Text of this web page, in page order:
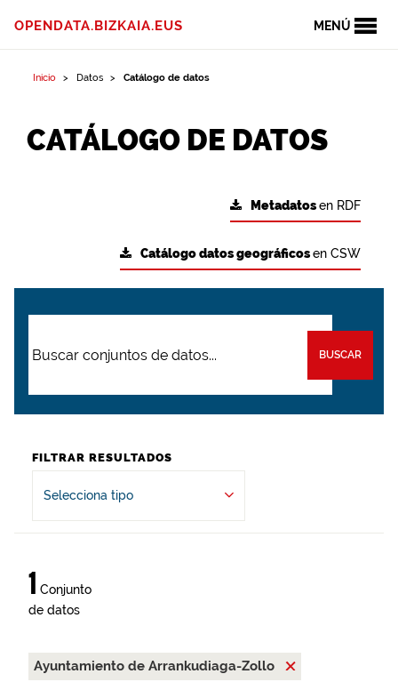
MENÚ
OPENDATA.BIZKAIA.EUS
Inicio Datos Catálogo de datos
CATÁLOGO DE DATOS
Metadatosen RDF
Catálogo datos geográficosen CSW
BUSCAR
FILTRAR RESULTADOS
Selecciona tipo
1 Conjunto
de datos
Ayuntamiento de Arrankudiaga-Zollo